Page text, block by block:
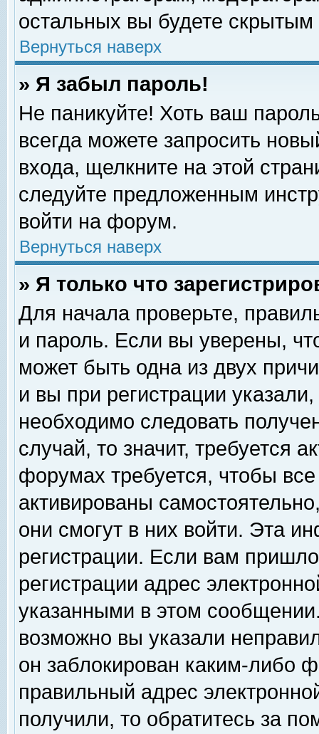
остальных вы будете скрытым
Вернуться наверх
» Я забыл пароль!
Не паникуйте! Хоть ваш
всегда можете запросить
входа, щелкните на этой
следуйте предложенным
войти на форум.
Вернуться наверх
» Я только что
Для начала проверьте,
и пароль. Если вы уверены,
может быть одна из двух
и вы при регистрации
необходимо следовать
случай, то значит, требуется
форумах требуется, чтобы
активированы
они смогут в них войти. Эта
регистрации. Если вам
регистрации адрес
указанными в этом
возможно вы указали
он заблокирован каким-либо
правильный адрес
получили, то обратитесь за